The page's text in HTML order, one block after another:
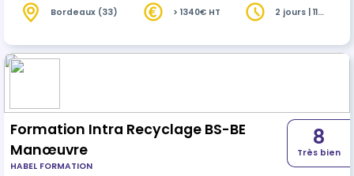
panne. Elle concerne également toute personne
fonctionnement ou en laboratoire) ou devant
réaliser des vérifications à caractère
maintenance sur le…
Bordeaux (33) > 1340€ HT
2 jours | 11
Formation Intra Recyclage BS-BE
Manœuvre
HABEL FORMATION
8
Très bien